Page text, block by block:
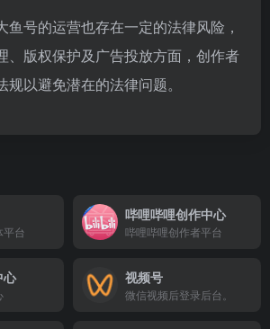
鱼号的运营也存在一定的法律风险，
、版权保护及广告投放方面，创作者
以避免潜在的法律问题。
平台
哔哩哔哩创作中心
哔哩哔哩创作者平台
心 视频号
微信视频后登录后台。